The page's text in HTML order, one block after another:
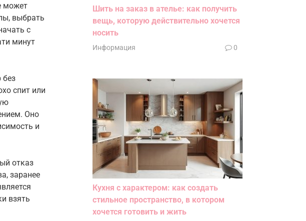
может
выбрать
с
минут
без
спит или
Оно
и
отказ
заранее
взять
Шить на заказ в ателье: как получить
вещь, которую действительно хочется
носить
Информация 0
Кухня с характером: как создать
стильное пространство, в котором
хочется готовить и жить